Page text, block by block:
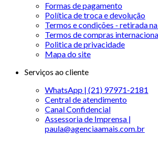
Formas de pagamento
Política de troca e devolução
Termos e condições - retirada
Termos de compras
Politica de privacidade
Mapa do site
Serviços ao cliente
WhatsApp | (21) 97971-2181
Central de atendimento
Canal Confidencial
Assessoria de Imprensa |
paula@agenciaamais.com.br